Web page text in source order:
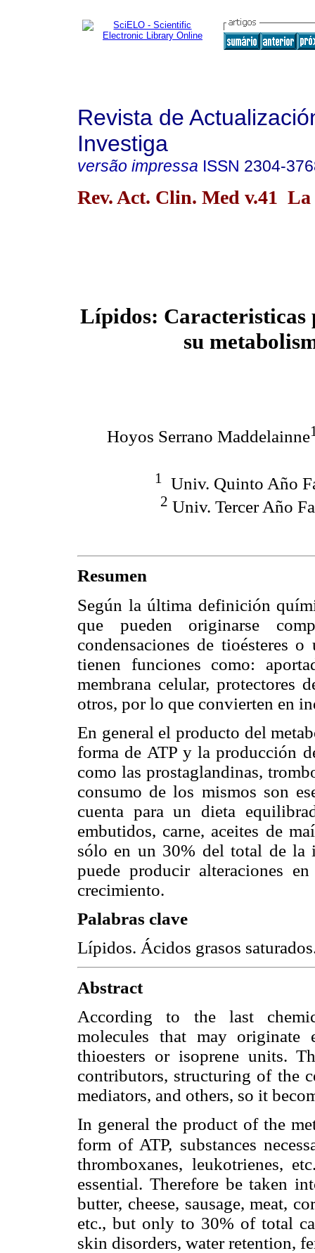
Revista de
Investiga
versão impressa ISSN 2304-
Rev. Act. Clin. Med v.41 La
Lípidos: Caracteristicas
su
Hoyos Serrano Maddelainne
1 Univ. Quinto Año
2 Univ. Tercer Año
Resumen
Según la última definición
que pueden originarse
condensaciones de tioésteres
tienen funciones como:
membrana celular, protectores
otros, por lo que convierten en
En general el producto del
forma de ATP y la producción
como las prostaglandinas,
consumo de los mismos son
cuenta para un dieta
embutidos, carne, aceites de
sólo en un 30% del total de la
puede producir alteraciones
crecimiento.
Palabras clave
Lípidos. Ácidos grasos
Abstract
According to the last
molecules that may
thioesters or isoprene units.
contributors, structuring of the
mediators, and others, so it
In general the product of the
form of ATP, substances
thromboxanes, leukotrienes,
essential. Therefore be taken
butter, cheese, sausage, meat,
etc., but only to 30% of total
skin disorders, water retention,